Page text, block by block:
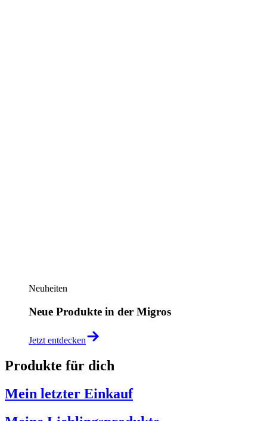
Neuheiten
Neue Produkte in der Migros
Jetzt entdecken
Produkte für dich
Mein letzter Einkauf